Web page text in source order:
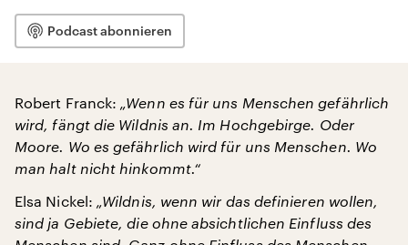
Podcast abonnieren
Robert Franck: „Wenn es für uns Menschen gefährlich
wird, fängt die Wildnis an. Im Hochgebirge. Oder
Moore. Wo es gefährlich wird für uns Menschen. Wo
man halt nicht hinkommt.“
Elsa Nickel: „Wildnis, wenn wir das definieren wollen,
sind ja Gebiete, die ohne absichtlichen Einfluss des